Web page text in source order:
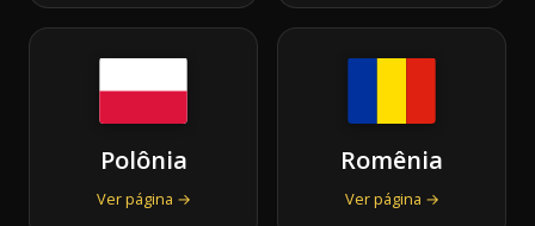
Polônia
Ver página →
Romênia
Ver página →